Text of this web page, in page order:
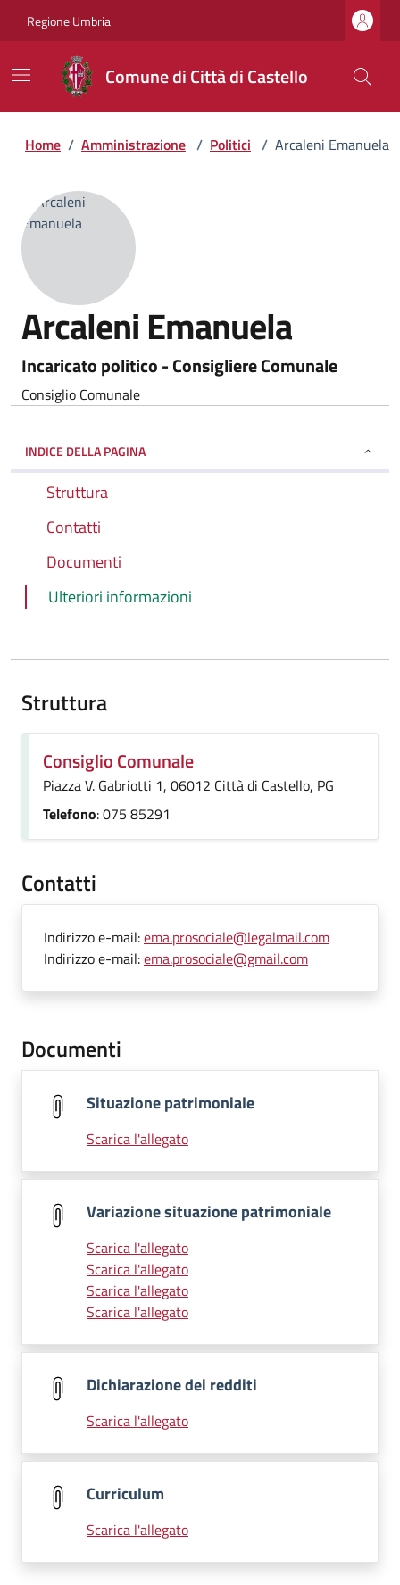
Regione Umbria
Comune di Città di Castello
Home / Amministrazione / Politici / Arcaleni Emanuela
Arcaleni Emanuela
Incaricato politico - Consigliere Comunale
Consiglio Comunale
INDICE DELLA PAGINA
Struttura
Contatti
Documenti
Ulteriori informazioni
Struttura
Consiglio Comunale
Piazza V. Gabriotti 1, 06012 Città di Castello, PG
Telefono: 075 85291
Contatti
Indirizzo e-mail:ema.prosociale@legalmail.com
Indirizzo e-mail:ema.prosociale@gmail.com
Documenti
Situazione patrimoniale
Scarica l'allegato
Variazione situazione patrimoniale
Scarica l'allegato
Scarica l'allegato
Scarica l'allegato
Scarica l'allegato
Dichiarazione dei redditi
Scarica l'allegato
Curriculum
Scarica l'allegato